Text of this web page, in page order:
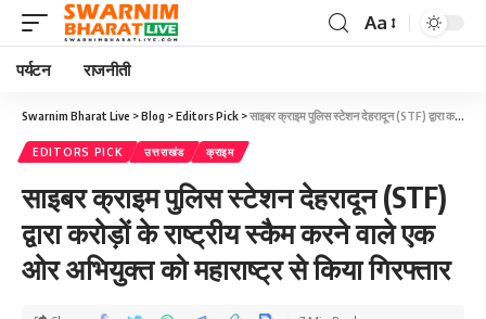
Aa
पर्यटन राजनीती
Swarnim Bharat Live >Blog >Editors Pick >साइबर क्राइम पुलिस स्टेशन देहरादून (STF) द्वारा करोड़ों के राष्ट्रीय स्कैम करने वाले एक ओर अभियुक्त को महाराष्ट्र से किया गिरफ्तार
EDITORS PICK उत्तराखंड क्राइम
साइबर क्राइम पुलिस स्टेशन देहरादून (STF)
द्वारा करोड़ों के राष्ट्रीय स्कैम करने वाले एक
ओर अभियुक्त को महाराष्ट्र से किया गिरफ्तार